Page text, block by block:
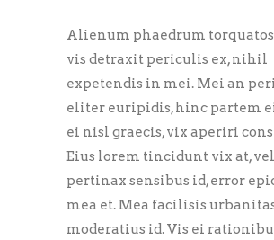
Alienum phaedrum torquatos
vis detraxit periculis ex, nihil
expetendis in mei. Mei an
eliter euripidis, hinc partem ei
ei nisl graecis, vix aperiri
Eius lorem tincidunt vix at,
pertinax sensibus id, error
mea et. Mea facilisis
moderatius id. Vis ei